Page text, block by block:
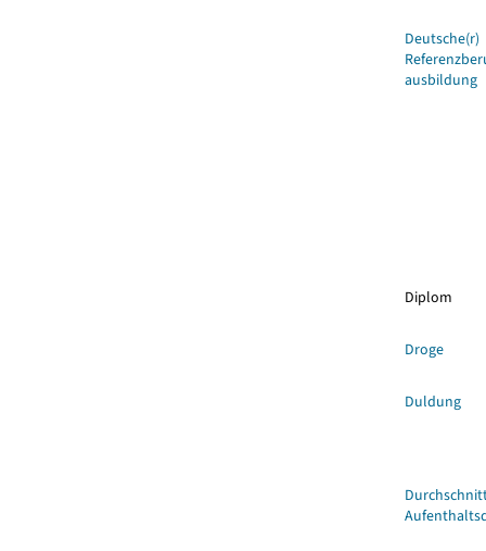
Deutsche(r)
ausbildung
Diplom
Droge
Duldung